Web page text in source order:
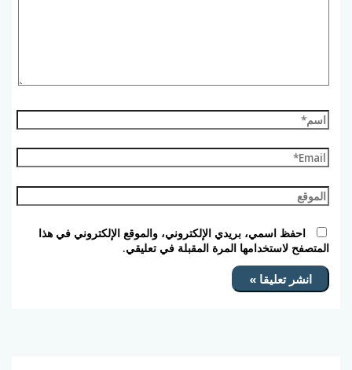
احفظ اسمي، بريدي الإلكتروني، والموقع الإلكتروني في هذا
المتصفح لاستخدامها المرة المقبلة في تعليقي.